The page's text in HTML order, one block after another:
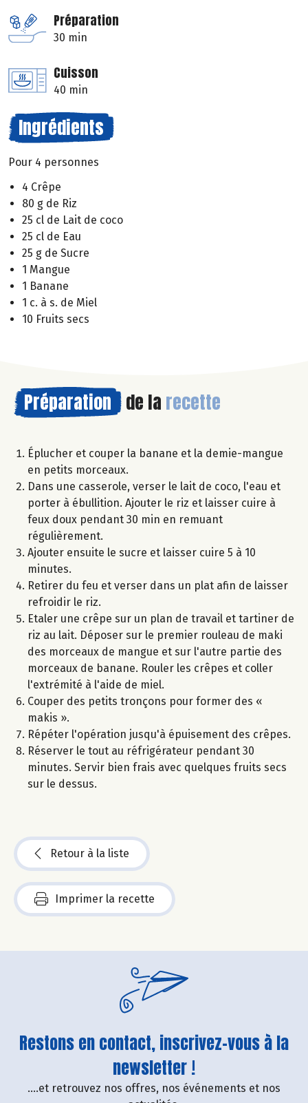
Préparation
30 min
Cuisson
40 min
Ingrédients
Pour 4 personnes
4 Crêpe
80 g de Riz
25 cl de Lait de coco
25 cl de Eau
25 g de Sucre
1 Mangue
1 Banane
1 c. à s. de Miel
10 Fruits secs
Préparation de la recette
Éplucher et couper la banane et la demie-mangue
en petits morceaux.
Dans une casserole, verser le lait de coco, l'eau et
porter à ébullition. Ajouter le riz et laisser cuire à
feux doux pendant 30 min en remuant
régulièrement.
Ajouter ensuite le sucre et laisser cuire 5 à 10
minutes.
Retirer du feu et verser dans un plat afin de laisser
refroidir le riz.
Etaler une crêpe sur un plan de travail et tartiner de
riz au lait. Déposer sur le premier rouleau de maki
des morceaux de mangue et sur l'autre partie des
morceaux de banane. Rouler les crêpes et coller
l'extrémité à l'aide de miel.
Couper des petits tronçons pour former des «
makis ».
Répéter l'opération jusqu'à épuisement des crêpes.
Réserver le tout au réfrigérateur pendant 30
minutes. Servir bien frais avec quelques fruits secs
sur le dessus.
Retour à la liste
Imprimer la recette
Restons en contact, inscrivez-vous à la
newsletter !
....et retrouvez nos offres, nos événements et nos